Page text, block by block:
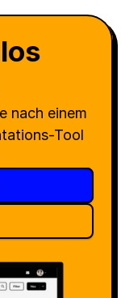
nach einem
Tool